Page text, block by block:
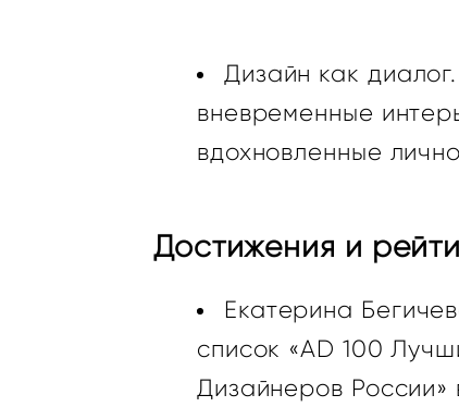
Дизайн как
вневременные
вдохновленные
Достижения и
Екатерина
список «AD 100
Дизайнеров России»